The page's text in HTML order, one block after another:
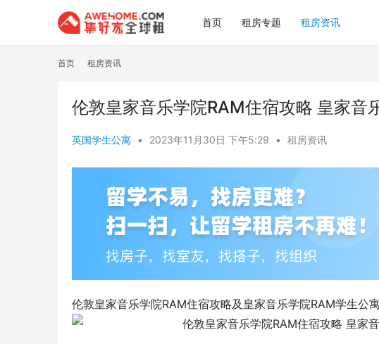
首页 租房专题 租房资讯
首页 租房资讯
伦敦皇家音乐学院RAM住宿攻略 皇家音
英国学生公寓 • 2023年11月30日 下午5:29 • 租房资讯
伦敦皇家音乐学院RAM住宿攻略及皇家音乐学院RAM学生公